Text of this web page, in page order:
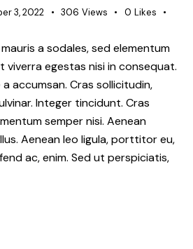
3, 2022 306 Views 0 Likes
a sodales, sed elementum
viverra egestas nisi in consequat.
accumsan. Cras sollicitudin,
Integer tincidunt. Cras
semper nisi. Aenean
Aenean leo ligula, porttitor eu,
ac, enim. Sed ut perspiciatis,